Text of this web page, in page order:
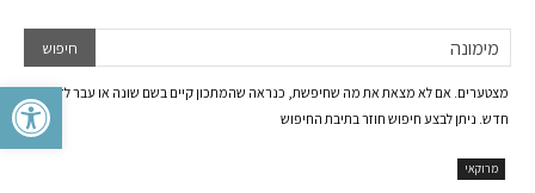
פתחמצטערים. אם לא מצאת את מה שחיפשת, כנראה שהמתכון קיים בשם שונה או עבר לדף
חדש. ניתן לבצע חיפוש חוזר בתיבת החיפוש
מרוקאי